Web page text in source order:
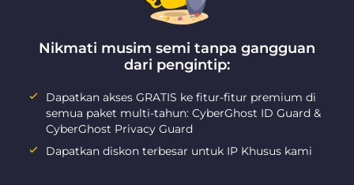
Nikmati musim semi tanpa gangguan
dari pengintip:
Dapatkan akses GRATIS ke fitur-fitur premium di
semua paket multi-tahun: CyberGhost ID Guard &
CyberGhost Privacy Guard
Dapatkan diskon terbesar untuk IP Khusus kami